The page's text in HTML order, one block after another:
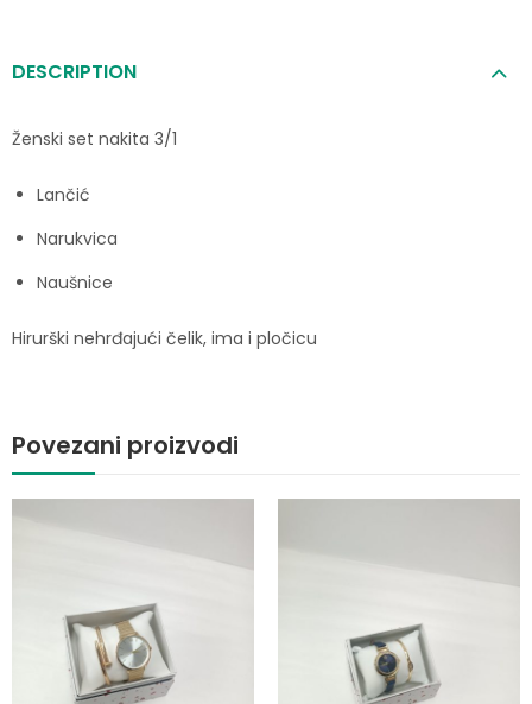
DESCRIPTION
Ženski set nakita 3/1
Lančić
Narukvica
Naušnice
Hirurški nehrđajući čelik, ima i pločicu
Povezani proizvodi